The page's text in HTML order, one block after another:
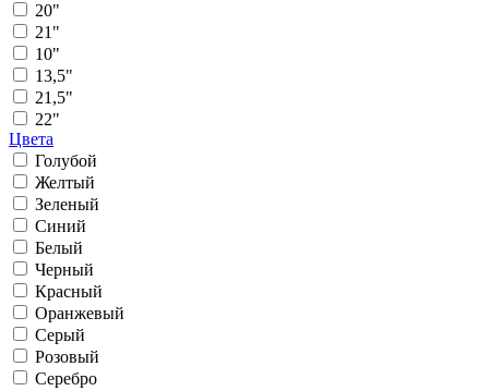
20"
21"
10"
13,5"
21,5"
22"
Цвета
Голубой
Желтый
Зеленый
Синий
Белый
Черный
Красный
Оранжевый
Серый
Розовый
Серебро